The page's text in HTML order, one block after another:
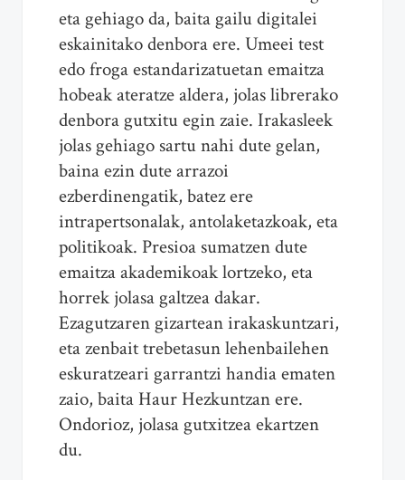
eta gehiago da, baita gailu digitalei
eskainitako denbora ere. Umeei test
edo froga estandarizatuetan emaitza
hobeak ateratze aldera, jolas librerako
denbora gutxitu egin zaie. Irakasleek
jolas gehiago sartu nahi dute gelan,
baina ezin dute arrazoi
ezberdinengatik, batez ere
intrapertsonalak, antolaketazkoak, eta
politikoak. Presioa sumatzen dute
emaitza akademikoak lortzeko, eta
horrek jolasa galtzea dakar.
Ezagutzaren gizartean irakaskuntzari,
eta zenbait trebetasun lehenbailehen
eskuratzeari garrantzi handia ematen
zaio, baita Haur Hezkuntzan ere.
Ondorioz, jolasa gutxitzea ekartzen
du.